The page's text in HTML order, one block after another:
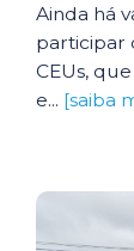
Ainda há
participar
CEUs,
e... [saiba